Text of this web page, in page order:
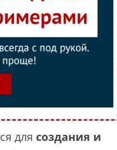
для создания и